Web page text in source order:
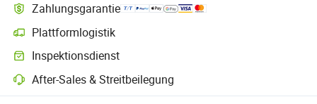
Zahlungsgarantie
Plattformlogistik
Klarere Sendungsverfolgung mit plattformunterstützter Logistik
Inspektionsdienst
Optionale Vorabinspektion zur Überprüfung von Qualität und Menge
After-Sales & Streitbeilegung
Plattformgestützte Streitbeilegung, einschließlich Rückerstattungen